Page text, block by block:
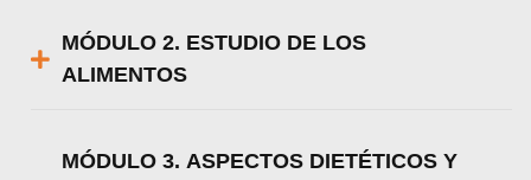
MÓDULO 2. ESTUDIO DE LOS
ALIMENTOS
MÓDULO 3. ASPECTOS DIETÉTICOS Y